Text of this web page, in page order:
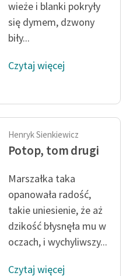
wieże i blanki pokryły
się dymem, dzwony
biły...
Czytaj więcej
Henryk Sienkiewicz
Potop, tom drugi
Marszałka taka
opanowała radość,
takie uniesienie, że aż
dzikość błysnęła mu w
oczach, i wychyliwszy...
Czytaj więcej